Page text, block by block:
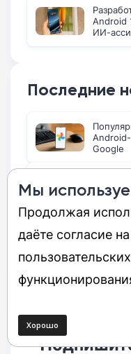
Android
ИИ-
Последние
Google
«умные
Мы
Продолжая
даёте согласие